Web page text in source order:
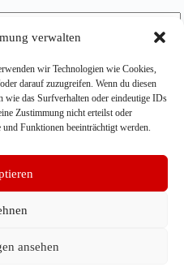
verwalten
wir Technologien wie Cookies,
darauf zuzugreifen. Wenn du diesen
wie das Surfverhalten oder eindeutige IDs
Zustimmung nicht erteilst oder
Funktionen beeinträchtigt werden.
ansehen
Spam geschützt, deswegen